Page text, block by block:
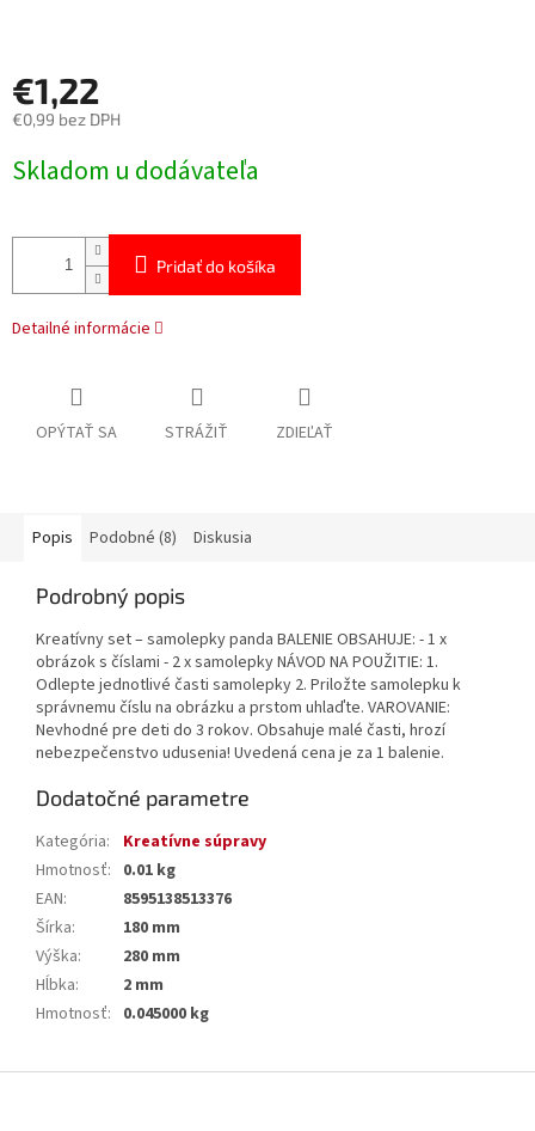
€1,22
€0,99 bez DPH
cena:
Skladom u dodávateľa
Pridať do košíka
Detailné informácie
OPÝTAŤ SA STRÁŽIŤ ZDIEĽAŤ
Popis Podobné (8) Diskusia
Podrobný popis
Kreatívny set – samolepky panda BALENIE OBSAHUJE: - 1 x
obrázok s číslami - 2 x samolepky NÁVOD NA POUŽITIE: 1.
Odlepte jednotlivé časti samolepky 2. Priložte samolepku k
správnemu číslu na obrázku a prstom uhlaďte. VAROVANIE:
Nevhodné pre deti do 3 rokov. Obsahuje malé časti, hrozí
nebezpečenstvo udusenia! Uvedená cena je za 1 balenie.
Dodatočné parametre
Kategória:
Kreatívne súpravy
Hmotnosť: 0.01 kg
EAN:
8595138513376
Šírka:
180 mm
Výška:
280 mm
Hĺbka:
2 mm
Hmotnosť: 0.045000 kg